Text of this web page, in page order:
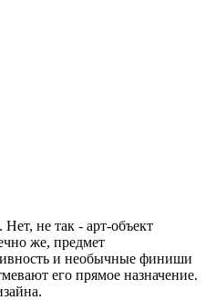
не так - арт-объект
же, предмет
и необычные финиши
его прямое назначение.